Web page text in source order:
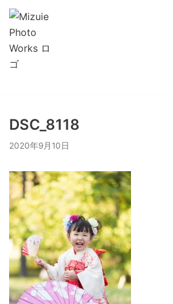
コ
ン
テ
ス
キ
プ
DSC_8118
2020年9月10日